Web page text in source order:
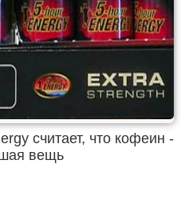
считает, что кофеин -
вещь